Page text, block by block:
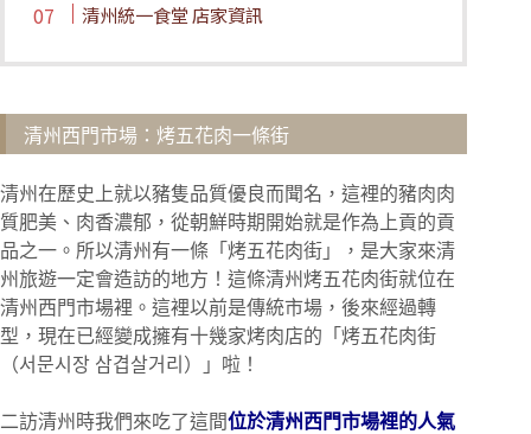
清州統一食堂 店家資訊
清州西門市場：烤五花肉一條街
清州在歷史上就以豬隻品質優良而聞名，這裡的豬肉肉
質肥美、肉香濃郁，從朝鮮時期開始就是作為上貢的貢
品之一。所以清州有一條「烤五花肉街」，是大家來清
州旅遊一定會造訪的地方！這條清州烤五花肉街就位在
清州西門市場裡。這裡以前是傳統市場，後來經過轉
型，現在已經變成擁有十幾家烤肉店的「烤五花肉街
（서문시장 삼겹살거리）」啦！
二訪清州時我們來吃了這間位於清州西門市場裡的人氣